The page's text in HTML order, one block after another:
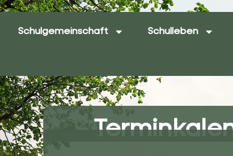
Schulgemeinschaft Schulleben